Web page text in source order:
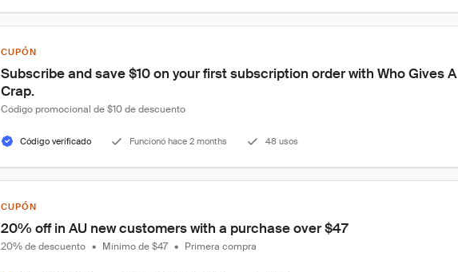
CUPÓN
Subscribe and save $10 on your first subscription order with Who Gives A
Crap.
Código promocional de $10 de descuento
Código verificado Funcionó hace 2 months 48 usos
CUPÓN
20% off in AU new customers with a purchase over $47
20% de descuento • Mínimo de $47 • Primera compra